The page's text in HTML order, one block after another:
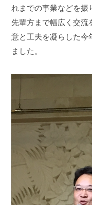
れまでの事業などを振
先輩方まで幅広く交流
意と工夫を凝らした今
ました。